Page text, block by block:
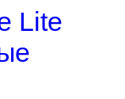
Lite